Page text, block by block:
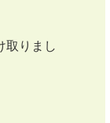
取りまし